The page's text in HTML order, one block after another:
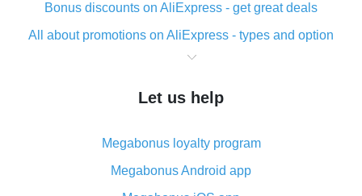
Bonus discounts on AliExpress - get great deals
All about promotions on AliExpress - types and option
What is cash back when making purchases on
The best place to download cash back for AliExpress
What is the AliExpress cash back plugin and what are
its advantages
Cash back from the AliExpress mobile app -
Let us help
Megabonus loyalty program
Megabonus Android app